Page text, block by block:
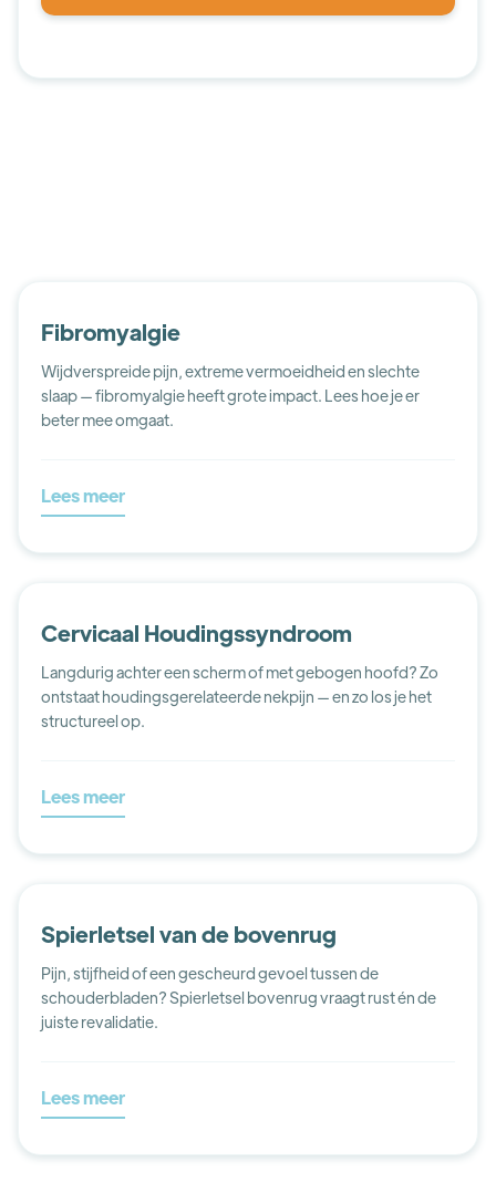
Fibromyalgie
Wijdverspreide pijn, extreme vermoeidheid en slechte
slaap — fibromyalgie heeft grote impact. Lees hoe je er
beter mee omgaat.
Lees meer
Cervicaal Houdingssyndroom
Langdurig achter een scherm of met gebogen hoofd? Zo
ontstaat houdingsgerelateerde nekpijn — en zo los je het
structureel op.
Lees meer
Spierletsel van de bovenrug
Pijn, stijfheid of een gescheurd gevoel tussen de
schouderbladen? Spierletsel bovenrug vraagt rust én de
juiste revalidatie.
Lees meer